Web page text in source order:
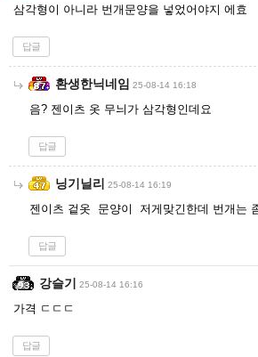
삼각형이 아니라 번개문양을 넣었어야지 에효
답글
환생한닉네임 25-08-14 16:18
음? 젠이츠 옷 무늬가 삼각형인데요
답글
닝기닐리 25-08-14 16:19
젠이츠 겉옷 문양이 저게맞긴한데 번개는
답글
강슬기 25-08-14 16:16
가격 ㄷㄷㄷ
답글